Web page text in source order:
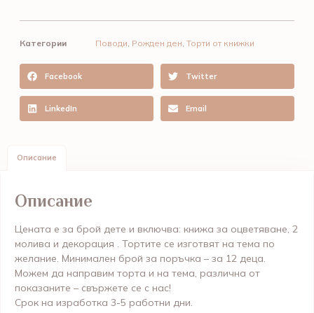
Категории Поводи, Рожден ден, Торти от книжки
Facebook Twitter
LinkedIn Email
Описание
Описание
Цената е за брой дете и включва: книжа за оцветяване, 2
молива и декорация . Тортите се изготвят на тема по
желание. Минимален брой за поръчка – за 12 деца.
Можем да направим торта и на тема, различна от
показаните – свържете се с нас!
Срок на изработка 3-5 работни дни.